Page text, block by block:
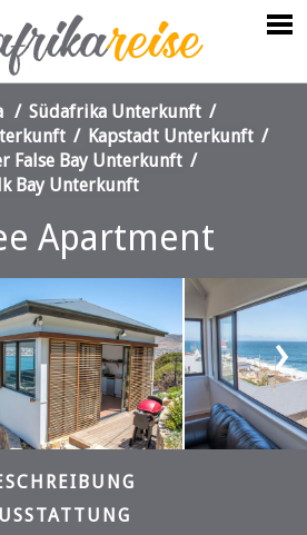
/ Südafrika Unterkunft /
/ Kapstadt Unterkunft /
False Bay Unterkunft /
Bay Unterkunft
Apartment
›